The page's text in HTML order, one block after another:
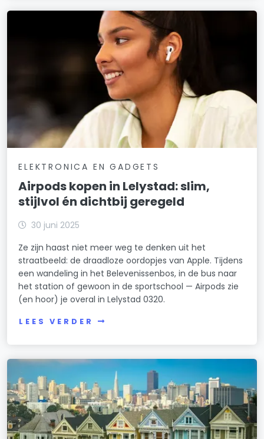
ELEKTRONICA EN GADGETS
Airpods kopen in Lelystad: slim,
stijlvol én dichtbij geregeld
30 juni 2025
Ze zijn haast niet meer weg te denken uit het
straatbeeld: de draadloze oordopjes van Apple. Tijdens
een wandeling in het Belevenissenbos, in de bus naar
het station of gewoon in de sportschool — Airpods zie
(en hoor) je overal in Lelystad 0320.
LEES VERDER